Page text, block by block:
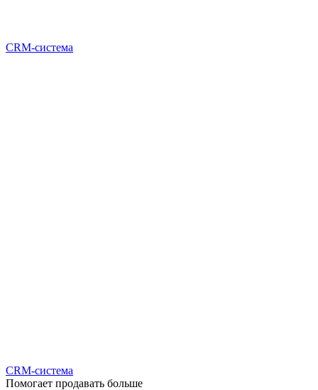
CRM-система
CRM-система
Помогает продавать больше